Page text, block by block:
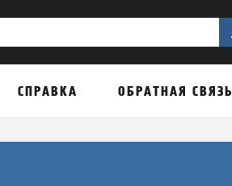
СПРАВКА ОБРАТНАЯ СВЯЗЬ